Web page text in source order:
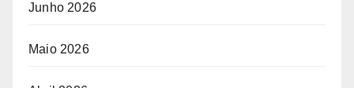
Junho 2026
Maio 2026